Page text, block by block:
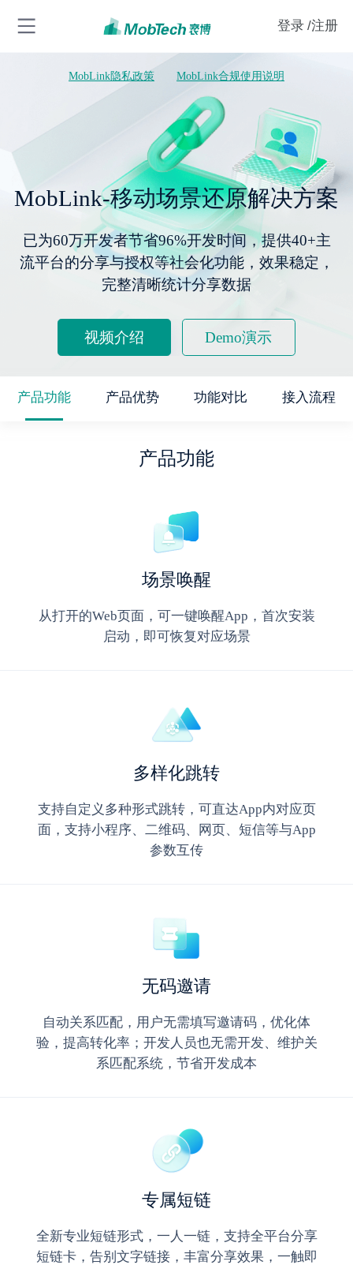
登录 /注册
MobLink隐私政策 MobLink合规使用说明
MobLink-移动场景还原解决方案
已为60万开发者节省96%开发时间，提供40+主
流平台的分享与授权等社会化功能，效果稳定，
完整清晰统计分享数据
视频介绍 Demo演示
产品功能 产品优势 功能对比 接入流程
产品功能
场景唤醒
从打开的Web页面，可一键唤醒App，首次安装
启动，即可恢复对应场景
多样化跳转
支持自定义多种形式跳转，可直达App内对应页
面，支持小程序、二维码、网页、短信等与App
参数互传
无码邀请
自动关系匹配，用户无需填写邀请码，优化体
验，提高转化率；开发人员也无需开发、维护关
系匹配系统，节省开发成本
专属短链
全新专业短链形式，一人一链，支持全平台分享
短链卡，告别文字链接，丰富分享效果，一触即